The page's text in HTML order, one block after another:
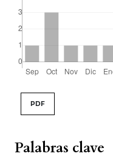
Palabras clave
PDF